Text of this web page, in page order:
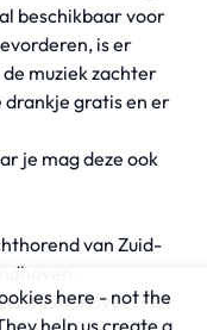
beschikbaar voor
is er
muziek zachter
gratis en er
je mag deze ook
van Zuid-
Eindhoven. Het
here - not the
help us create a